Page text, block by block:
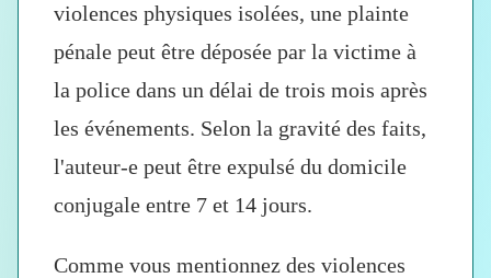
violences physiques isolées, une plainte
pénale peut être déposée par la victime à
la police dans un délai de trois mois après
les événements. Selon la gravité des faits,
l'auteur-e peut être expulsé du domicile
conjugale entre 7 et 14 jours.
Comme vous mentionnez des violences